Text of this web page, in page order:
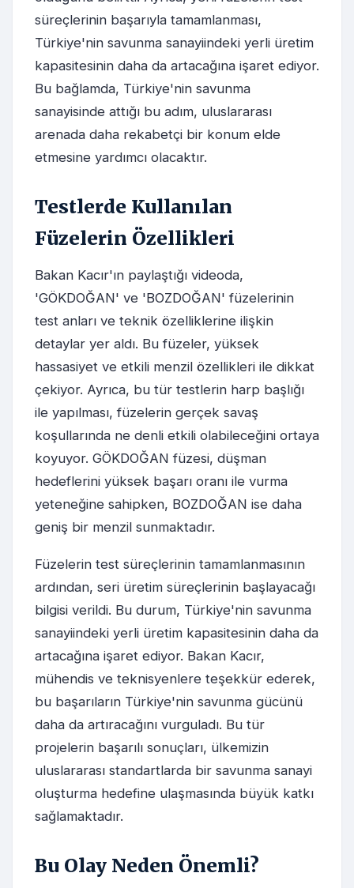
süreçlerinin başarıyla tamamlanması,
Türkiye'nin savunma sanayiindeki yerli üretim
kapasitesinin daha da artacağına işaret ediyor.
Bu bağlamda, Türkiye'nin savunma
sanayisinde attığı bu adım, uluslararası
arenada daha rekabetçi bir konum elde
etmesine yardımcı olacaktır.
Testlerde Kullanılan
Füzelerin Özellikleri
Bakan Kacır'ın paylaştığı videoda,
'GÖKDOĞAN' ve 'BOZDOĞAN' füzelerinin
test anları ve teknik özelliklerine ilişkin
detaylar yer aldı. Bu füzeler, yüksek
hassasiyet ve etkili menzil özellikleri ile dikkat
çekiyor. Ayrıca, bu tür testlerin harp başlığı
ile yapılması, füzelerin gerçek savaş
koşullarında ne denli etkili olabileceğini ortaya
koyuyor. GÖKDOĞAN füzesi, düşman
hedeflerini yüksek başarı oranı ile vurma
yeteneğine sahipken, BOZDOĞAN ise daha
geniş bir menzil sunmaktadır.
Füzelerin test süreçlerinin tamamlanmasının
ardından, seri üretim süreçlerinin başlayacağı
bilgisi verildi. Bu durum, Türkiye'nin savunma
sanayiindeki yerli üretim kapasitesinin daha da
artacağına işaret ediyor. Bakan Kacır,
mühendis ve teknisyenlere teşekkür ederek,
bu başarıların Türkiye'nin savunma gücünü
daha da artıracağını vurguladı. Bu tür
projelerin başarılı sonuçları, ülkemizin
uluslararası standartlarda bir savunma sanayi
oluşturma hedefine ulaşmasında büyük katkı
sağlamaktadır.
Bu Olay Neden Önemli?